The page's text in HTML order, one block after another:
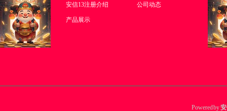
安信13注册介绍 公司动态
产品展示
Powered by